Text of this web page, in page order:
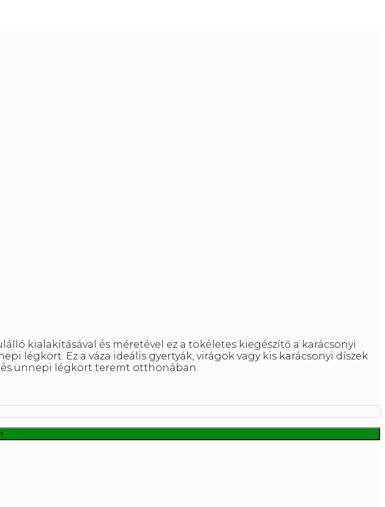
kialakításával és méretével ez a tökéletes kiegészítő a karácsonyi
légkört. Ez a váza ideális gyertyák, virágok vagy kis karácsonyi díszek
és ünnepi légkört teremt otthonában.